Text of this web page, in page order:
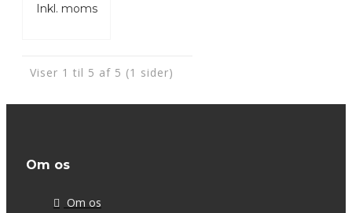
Inkl. moms
Viser 1 til 5 af 5 (1 sider)
Om os
Om os